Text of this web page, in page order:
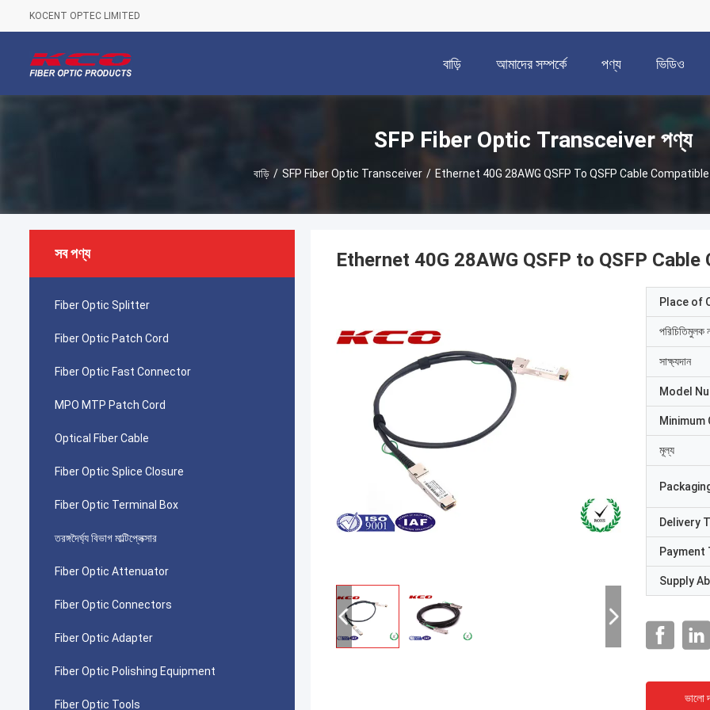
KOCENT OPTEC LIMITED
বাড়ি আমাদের সম্পর্কে পণ্য ভিডিও
SFP Fiber Optic Transceiver পণ্য
বাড়ি / SFP Fiber Optic Transceiver / Ethernet 40G 28AWG QSFP To QSFP Cable Compatible
সব পণ্য
Fiber Optic Splitter
Fiber Optic Patch Cord
Fiber Optic Fast Connector
MPO MTP Patch Cord
Optical Fiber Cable
Fiber Optic Splice Closure
Fiber Optic Terminal Box
তরঙ্গদৈর্ঘ্য বিভাগ মাল্টিপ্লেক্সার
Fiber Optic Attenuator
Fiber Optic Connectors
Fiber Optic Adapter
Fiber Optic Polishing Equipment
Fiber Optic Tools
Ethernet 40G 28AWG QSFP to QSFP
Place of
পরিচিতিমুলক
সাক্ষ্যদান
Model
মূল্য
Delivery
Payment
Supply
ভালো